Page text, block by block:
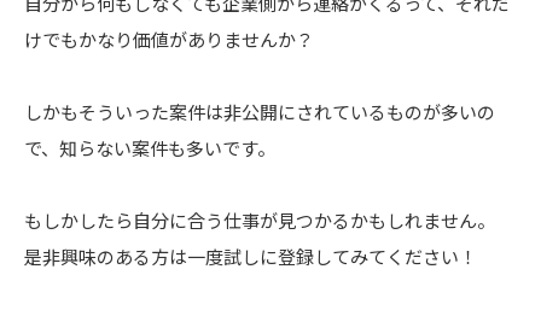
けでもかなり価値がありませんか？
しかもそういった案件は非公開にされているものが多いの
で、知らない案件も多いです。
もしかしたら自分に合う仕事が見つかるかもしれません。
是非興味のある方は一度試しに登録してみてください！